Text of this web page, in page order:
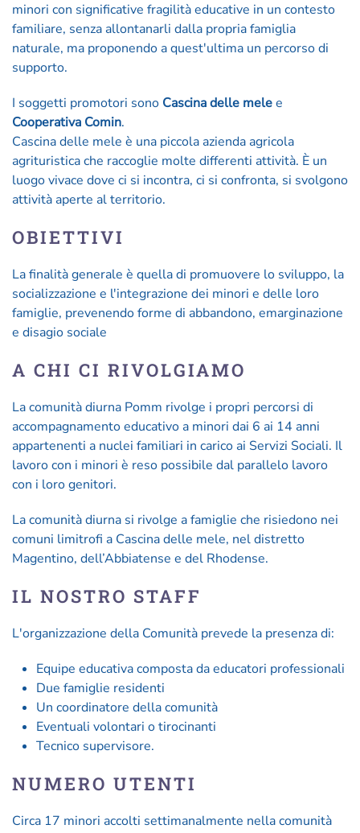
minori con significative fragilità educative in un contesto
familiare, senza allontanarli dalla propria famiglia
naturale, ma proponendo a quest'ultima un percorso di
supporto.
I soggetti promotori sono Cascina delle melee
Cooperativa Comin.
Cascina delle mele è una piccola azienda agricola
agrituristica che raccoglie molte differenti attività. È un
luogo vivace dove ci si incontra, ci si confronta, si svolgono
attività aperte al territorio.
OBIETTIVI
La finalità generale è quella di promuovere lo sviluppo, la
socializzazione e l'integrazione dei minori e delle loro
famiglie, prevenendo forme di abbandono, emarginazione
e disagio sociale
A CHI CI RIVOLGIAMO
La comunità diurna Pomm rivolge i propri percorsi di
accompagnamento educativo a minori dai 6 ai 14 anni
appartenenti a nuclei familiari in carico ai Servizi Sociali. Il
lavoro con i minori è reso possibile dal parallelo lavoro
con i loro genitori.
La comunità diurna si rivolge a famiglie che risiedono nei
comuni limitrofi a Cascina delle mele, nel distretto
Magentino, dell’Abbiatense e del Rhodense.
IL NOSTRO STAFF
L'organizzazione della Comunità prevede la presenza di:
Equipe educativa composta da educatori professionali
Due famiglie residenti
Un coordinatore della comunità
Eventuali volontari o tirocinanti
Tecnico supervisore.
NUMERO UTENTI
Circa 17 minori accolti settimanalmente nella comunità